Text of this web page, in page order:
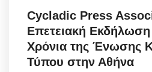
Cycladic Press
Επετειακή Εκδήλωση
Χρόνια της Ένωσης
Τύπου στην Αθήνα